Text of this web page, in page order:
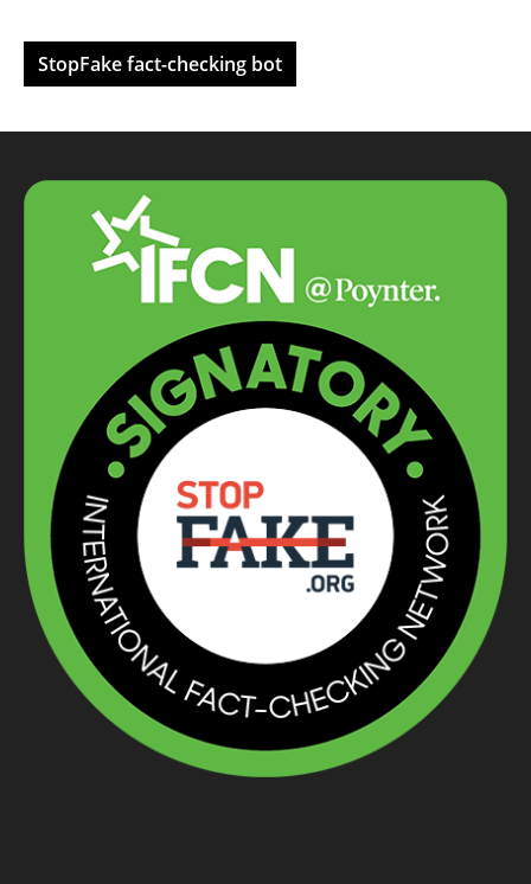
StopFake fact-checking bot